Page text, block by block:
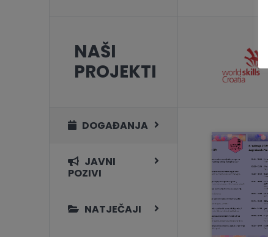
NAŠI
PROJEKTI
DOGAĐANJA
JAVNI
POZIVI
NATJEČAJI